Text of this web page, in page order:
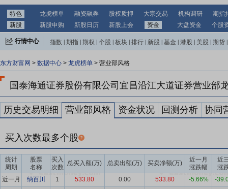
特色 龙虎榜单 融资融券 股权质押 大宗交易 机构调研
期指
新股
新股申购 新股日历 新股上会 资金 大盘资金 个股
行情中心 指数 期指 期权 个股 板块 排行 新股 基金 港股 美股 期货
东方财富网 > 数据中心 > 龙虎榜单 > 营业部风格
国泰海通证券股份有限公司宜昌沿江大道证券营业部
历史交易明细 营业部风格 资金状况 回测分析 协同
买入次数最多个股
统计
周期
股票
名称
买入
次数
总买入额(万) 总卖出额(万) 买卖净额(万)
近一月
涨跌幅
近
涨
近一月
纳百川 1 533.80 0.00 533.80 -5.66%
-